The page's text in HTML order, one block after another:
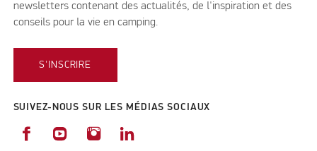
newsletters contenant des actualités, de l'inspiration et des
conseils pour la vie en camping.
S'INSCRIRE
SUIVEZ-NOUS SUR LES MÉDIAS SOCIAUX